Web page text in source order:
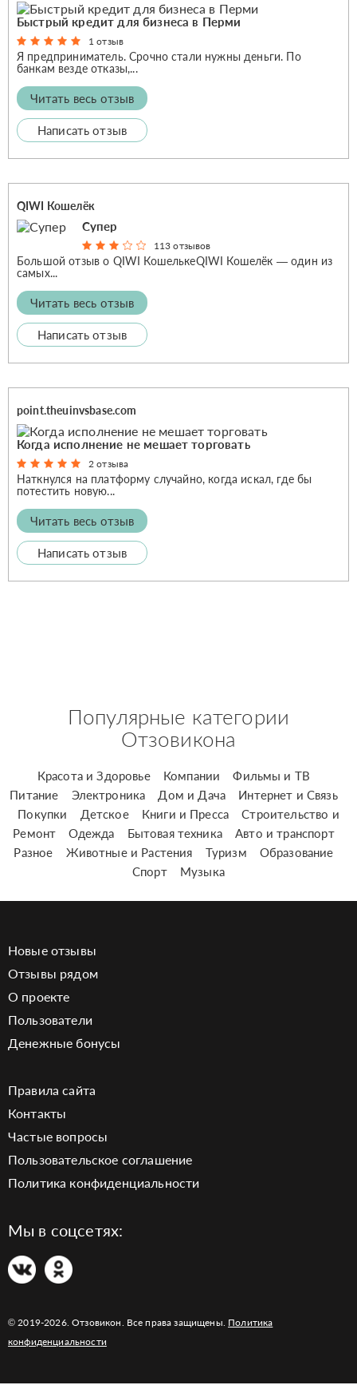
Быстрый кредит для бизнеса в Перми
1 отзыв
Я предприниматель. Срочно стали нужны деньги. По
банкам везде отказы,...
Читать весь отзыв
Написать отзыв
QIWI Кошелёк
Супер
113 отзывов
Большой отзыв о QIWI КошелькеQIWI Кошелёк — один из
самых...
Читать весь отзыв
Написать отзыв
point.theuinvsbase.com
Когда исполнение не мешает торговать
2 отзыва
Наткнулся на платформу случайно, когда искал, где бы
потестить новую...
Читать весь отзыв
Написать отзыв
Популярные категории
Отзовикона
Красота и Здоровье Компании
Фильмы и ТВ
Питание
Электроника Дом и Дача
Интернет и Связь
Покупки
Детское Книги и Пресса
Строительство и
Ремонт
Одежда Бытовая техника
Авто и транспорт
Разное
Животные и Растения Туризм
Образование
Спорт
Музыка
Новые отзывы
Отзывы рядом
О проекте
Пользователи
Денежные бонусы
Правила сайта
Контакты
Частые вопросы
Пользовательское соглашение
Политика конфиденциальности
Мы в соцсетях:
© 2019-2026. Отзовикон. Все права защищены. Политика
конфиденциальности